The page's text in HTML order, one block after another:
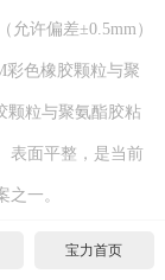
允许偏差±0.5mm）
彩色橡胶颗粒与聚
颗粒与聚氨酯胶粘
表面平整，是当前
一。
宝力首页